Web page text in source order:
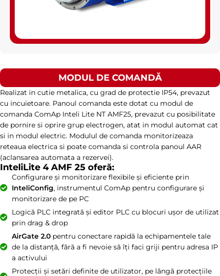
MODUL DE COMANDĂ
Realizat in cutie metalica, cu grad de protectie IP54, prevazut
cu incuietoare. Panoul comanda este dotat cu modul de
comanda ComAp Inteli Lite NT AMF25, prevazut cu posibilitate
de pornire si oprire grup electrogen, atat in modul automat cat
si in modul electric. Modulul de comanda monitorizeaza
reteaua electrica si poate comanda si controla panoul AAR
(aclansarea automata a rezervei).
InteliLite 4 AMF 25 oferă:
Configurare și monitorizare flexibile și eficiente prin
InteliConfig, instrumentul ComAp pentru configurare și
monitorizare de pe PC
Logică PLC integrată și editor PLC cu blocuri ușor de utilizat
prin drag & drop
AirGate 2.0pentru conectare rapidă la echipamentele tale
de la distanță, fără a fi nevoie să îți faci griji pentru adresa IP
a activului
Protecții și setări definite de utilizator, pe lângă protecțiile